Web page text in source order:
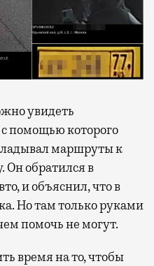
увидеть
помощью которого
маршруты к
Он обратился в
и объяснил, что в
Но там только руками
помочь не могут.
время на то, чтобы